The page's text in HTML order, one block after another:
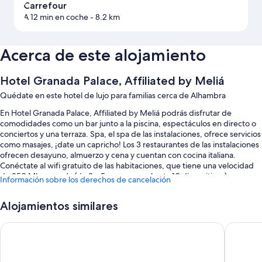
Carrefour
A 12 min en coche- 8.2 km
Acerca de este alojamiento
Hotel Granada Palace, Affiliated by Meliá
Quédate en este hotel de lujo para familias cerca de Alhambra
En Hotel Granada Palace, Affiliated by Meliá podrás disfrutar de
comodidades como un bar junto a la piscina, espectáculos en directo o
conciertos y una terraza. Spa, el spa de las instalaciones, ofrece servicios
como masajes, ¡date un capricho! Los 3 restaurantes de las instalaciones
ofrecen desayuno, almuerzo y cena y cuentan con cocina italiana.
Conéctate al wifi gratuito de las habitaciones, que tiene una velocidad
de 250 Mbps o más (de 3 a 5 personas, o hasta 10 dispositivos).
También te encantarán estos servicios:
Una piscina al aire libre de temporada y una piscina infantil
Información sobre los derechos de cancelación
Alojamientos similares
Inside Plaza Sierra Nevada Hotel